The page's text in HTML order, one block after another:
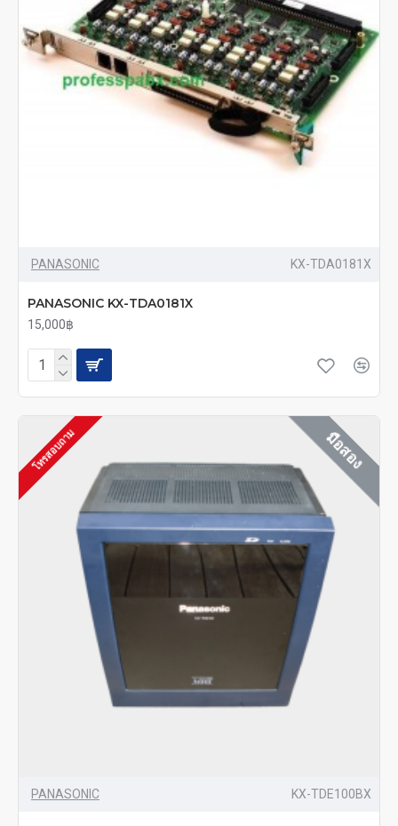
PANASONIC KX-TDA0181X
PANASONIC KX-TDA0181X
15,000฿
มือสอง
โทรสอบถาม
PANASONIC KX-TDE100BX